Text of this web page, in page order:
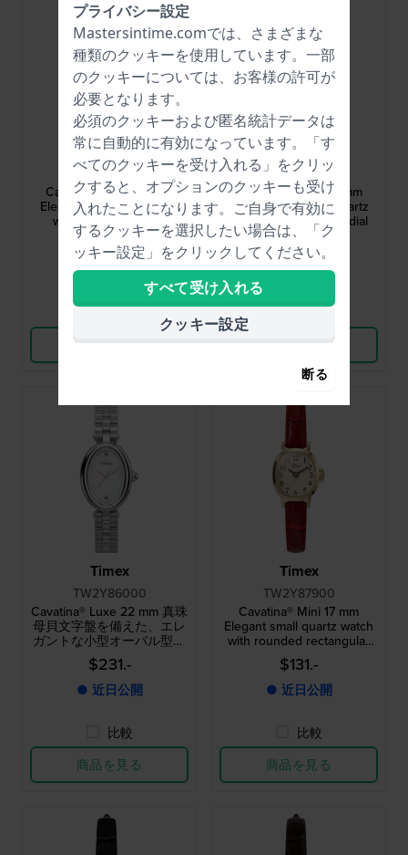
Timex
TW2Y86200
Cavatina® Luxe 22 mm
Elegant small oval quartz
watch with onyx dial
$242.-
● 近日公開
比較
商品を見る
Timex
TW2Y86100
Cavatina® Luxe 22 mm
Elegant small oval quartz
watch with malachite dial
$286.-
● 近日公開
比較
商品を見る
Timex
TW2Y86000
Cavatina® Luxe 22 mm 真珠
母貝文字盤を備えた、エレ
ガントな小型オーバル型ク
ォーツウォッチ
$231.-
● 近日公開
比較
商品を見る
Timex
TW2Y87900
Cavatina® Mini 17 mm
Elegant small quartz watch
with rounded rectangular
case
$131.-
● 近日公開
比較
商品を見る
プライバシー設定
Mastersintime.comでは、さまざまな
種類のクッキーを使用しています。一部
のクッキーについては、お客様の許可が
必要となります。
必須のクッキーおよび匿名統計データは
常に自動的に有効になっています。「す
べてのクッキーを受け入れる」をクリッ
クすると、オプションのクッキーも受け
入れたことになります。ご自身で有効に
するクッキーを選択したい場合は、「ク
ッキー設定」をクリックしてください。
すべて受け入れる
クッキー設定
断る